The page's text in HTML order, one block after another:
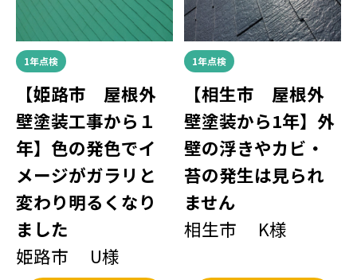
1年点検
【姫路市 屋根外
壁塗装工事から１
年】色の発色でイ
メージがガラリと
変わり明るくなり
ました
姫路市 U様
1年点検
【相生市 屋根外
壁塗装から1年】外
壁の浮きやカビ・
苔の発生は見られ
ません
相生市 K様